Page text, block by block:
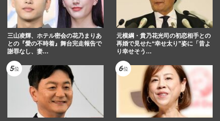
三山凌輝、ホテル密会の花乃まりあ
との『愛の不時着』舞台完走報告で
謝罪なし、妻…
元横綱・貴乃花光司の初恋相手との
再婚で見せた“幸せ太り”姿に「昔よ
り幸せそう…